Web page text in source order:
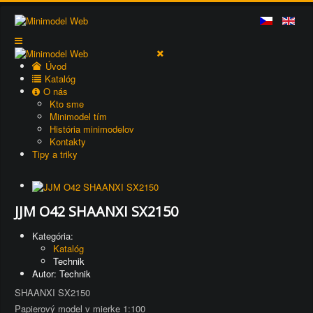
Úvod
Katalóg
O nás
Kto sme
Minimodel tím
História minimodelov
Kontakty
Tipy a triky
JJM O42 SHAANXI SX2150
Kategória:
Katalóg
Technik
Autor: Technik
SHAANXI SX2150
Papierový model v mierke 1:100